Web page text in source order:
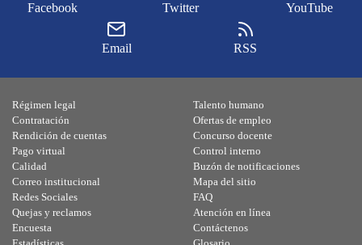
Facebook Twitter YouTube
Email RSS
Régimen legal
Contratación
Rendición de cuentas
Pago virtual
Calidad
Talento humano
Ofertas de empleo
Concurso docente
Control interno
Buzón de notificaciones
Correo institucional
Redes Sociales
Quejas y reclamos
Encuesta
Mapa del sitio
FAQ
Atención en línea
Contáctenos